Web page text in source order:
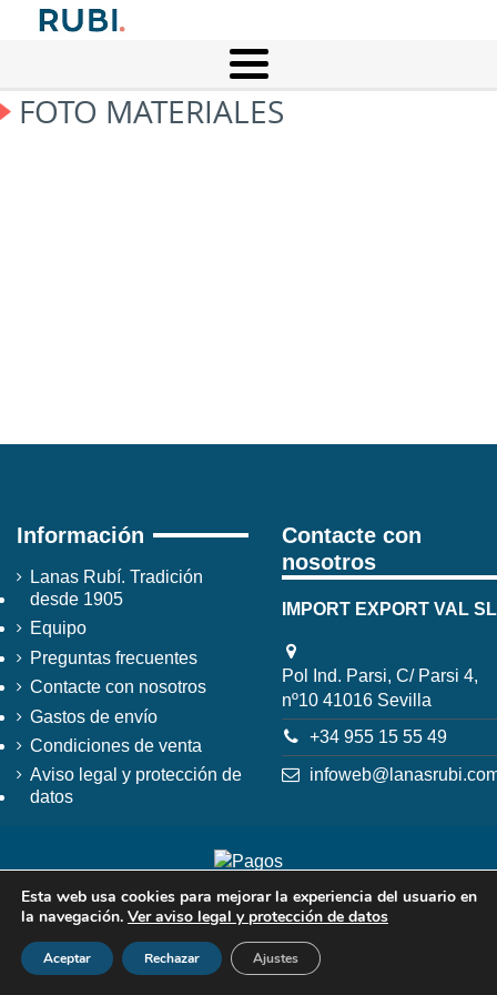
FOTO MATERIALES
Información
Lanas Rubí. Tradición
desde 1905
Equipo
Preguntas frecuentes
Contacte con nosotros
Gastos de envío
Condiciones de venta
Aviso legal y protección de
datos
Contacte con
nosotros
IMPORT EXPORT VAL SL
Pol Ind. Parsi, C/ Parsi 4,
nº10 41016 Sevilla
+34 955 15 55 49
Esta web usa cookies para mejorar la experiencia del usuario en
la navegación. Ver aviso legal y protección de datos
Aceptar Rechazar Ajustes